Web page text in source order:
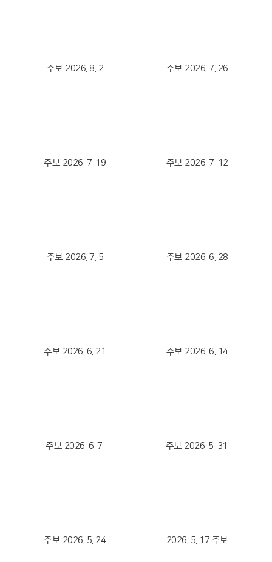
주보 2026. 8. 2 주보 2026. 7. 26
주보 2026. 7. 19 주보 2026. 7. 12
주보 2026. 7. 5 주보 2026. 6. 28
주보 2026. 6. 21 주보 2026. 6. 14
주보 2026. 6. 7. 주보 2026. 5. 31.
주보 2026. 5. 24 2026. 5. 17 주보